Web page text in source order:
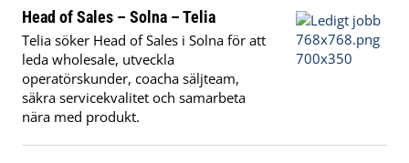
Head of Sales – Solna – Telia
Telia söker Head of Sales i Solna för att
leda wholesale, utveckla
operatörskunder, coacha säljteam,
säkra servicekvalitet och samarbeta
nära med produkt.